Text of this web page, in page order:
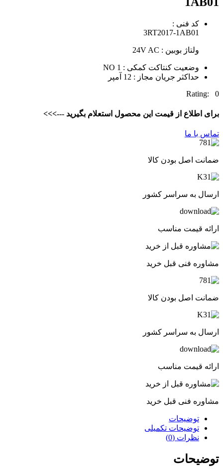
کد فنی :
3RT2017-1AB01
ولتاژ بوبین : 24V AC
وضعیت کنتاکت کمکی : 1 NO
حداکثر جریان مجاز : 12 آمپر
Rating: 0
برای اطلاع از قیمت این محصول استعلام بگیرید --->>>
تماس با ما
ضمانت اصل بودن کالا
ارسال به سراسر کشور
ارائه قیمت مناسب
مشاوره فنی قبل خرید
ضمانت اصل بودن کالا
ارسال به سراسر کشور
ارائه قیمت مناسب
مشاوره فنی قبل خرید
توضیحات
توضیحات تکمیلی
نظرات (0)
توضیحات